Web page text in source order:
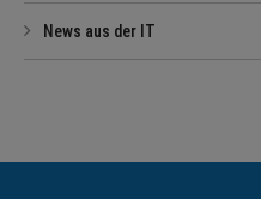
News aus der IT